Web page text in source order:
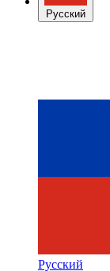
Русский
Русский